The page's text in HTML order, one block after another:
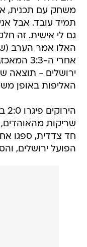
משחק עם תכנית,
תמיד עובד. אבל
גם לי אישית. זה
האלו אמר הערב
אחרי ה-3:3 המאכזב של
ירושלים - תוצאה
האליפות באופן
חד צדדית, ספגו
הפועל ירושלים,